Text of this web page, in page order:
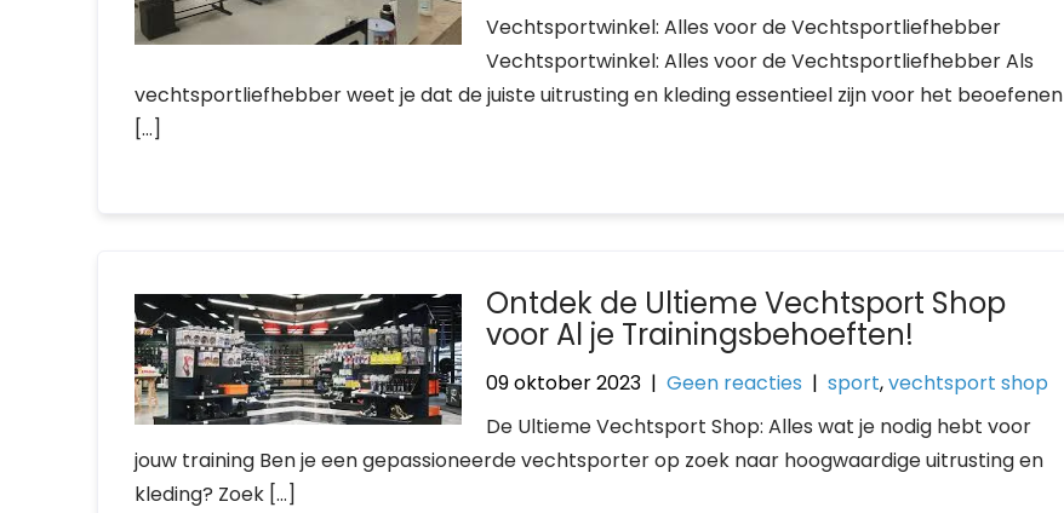
Vechtsportwinkel: Alles voor de Vechtsportliefhebber
Vechtsportwinkel: Alles voor de Vechtsportliefhebber Als
vechtsportliefhebber weet je dat de juiste uitrusting en kleding essentieel zijn voor het beoefenen
[…]
Ontdek de Ultieme Vechtsport Shop
voor Al je Trainingsbehoeften!
09 oktober 2023 |Geen reacties |sport,vechtsport shop
De Ultieme Vechtsport Shop: Alles wat je nodig hebt voor
jouw training Ben je een gepassioneerde vechtsporter op zoek naar hoogwaardige uitrusting en
kleding? Zoek […]